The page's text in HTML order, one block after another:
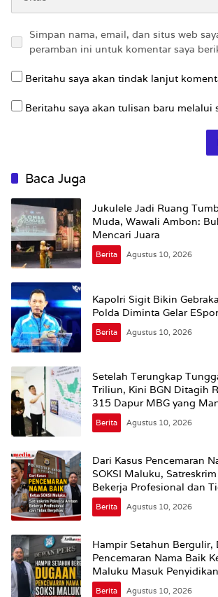
Simpan nama, email, dan situs web
peramban ini untuk komentar saya
Beritahu saya akan tindak lanjut
Beritahu saya akan tulisan baru melalui
Baca Juga
Jukulele Jadi Ruang
Muda, Wawali Ambon:
Mencari Juara
Berita Agustus 10, 2026
Kapolri Sigit Bikin
Polda Diminta Gelar
Berita Agustus 10, 2026
Setelah Terungkap
Triliun, Kini BGN Ditagih
315 Dapur MBG yang
Berita Agustus 10, 2026
Dari Kasus Pencemaran
SOKSI Maluku,
Bekerja Profesional dan
Berita Agustus 10, 2026
Hampir Setahun Bergulir,
Pencemaran Nama Baik
Maluku Masuk Penyidikan
Berita Agustus 10, 2026